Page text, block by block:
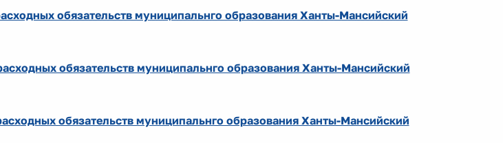
обязательств муниципальнго образования Ханты-Мансийский
обязательств муниципальнго образования Ханты-Мансийский
обязательств муниципальнго образования Ханты-Мансийский